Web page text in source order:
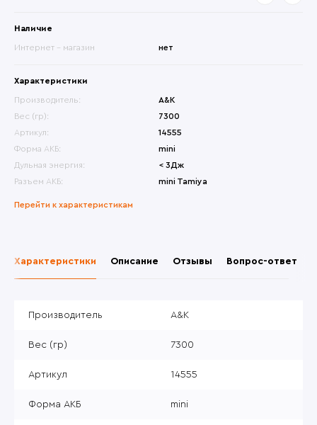
Наличие
Интернет - магазин нет
Характеристики
Производитель:
A&K
Вес (гр):
7300
Артикул:
14555
Форма АКБ:
mini
Дульная энергия:
< 3Дж
Разъем АКБ:
mini Tamiya
Перейти к характеристикам
Характеристики Описание Отзывы Вопрос-ответ
Производитель A&K
Вес (гр) 7300
Артикул 14555
Форма АКБ mini